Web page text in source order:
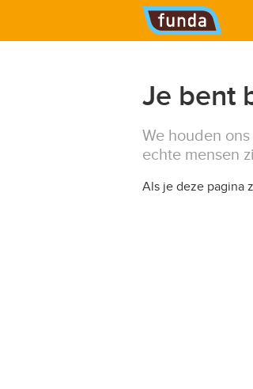
Hoofdmenu
Je bent
We houden
echte mensen
Als je deze pagina